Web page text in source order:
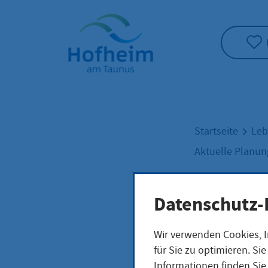
Startseite"
Startseite
Aktuelle
Wir verwenden
für Sie zu optimieren.